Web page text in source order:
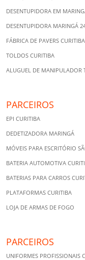
DESENTUPIDORA EM
DESENTUPIDORA MARINGÁ
FÁBRICA DE PAVERS CURITIBA
TOLDOS CURITIBA
ALUGUEL DE MANIPULADOR
PARCEIROS
EPI CURITIBA
DEDETIZADORA MARINGÁ
MÓVEIS PARA ESCRITÓRIO
BATERIA AUTOMOTIVA
BATERIAS PARA CARROS
PLATAFORMAS CURITIBA
LOJA DE ARMAS DE FOGO
PARCEIROS
UNIFORMES PROFISSIONAIS